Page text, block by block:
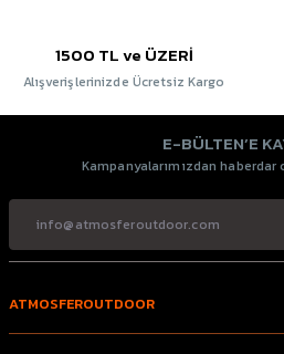
1500 TL ve ÜZERİ
Alışverişlerinizde Ücretsiz Kargo
E-BÜLTEN’E
Kampanyalarımızdan haberdar
ATMOSFEROUTDOOR